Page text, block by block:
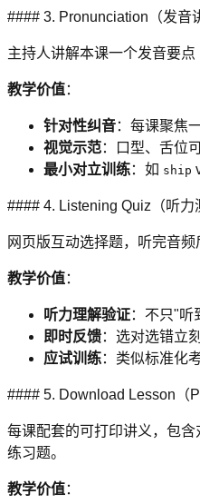
#### 3. Pronunciation（发音
主持人讲解本课一个发音要点
教学价值：
针对性纠音：每课聚焦
视觉示范：口型、舌位
最小对立训练：如 ship
#### 4. Listening Quiz（听力
网页版互动选择题，听完音频
教学价值：
听力理解验证：不只"听
即时反馈：选对选错立
应试训练：类似标准化
#### 5. Download Lesson（
每课配套的可打印讲义，包含
练习题。
教学价值：